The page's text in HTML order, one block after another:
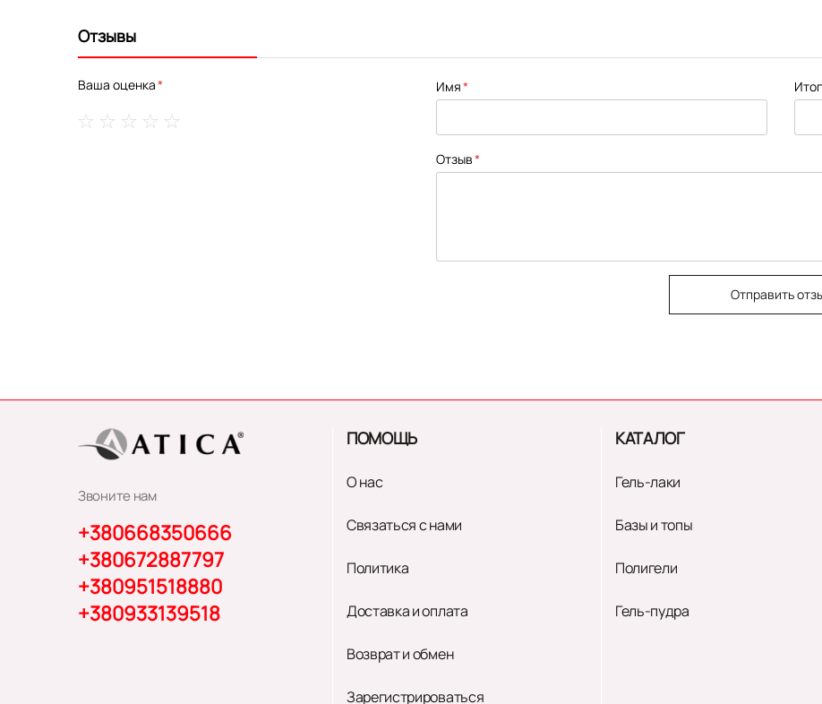
Отзывы
Ваша оценка Имя
Отзыв
Отправить
Звоните нам
+380668350666
+380672887797
+380951518880
+380933139518
ПОМОЩЬ
О нас
Связаться с нами
Политика
Доставка и оплата
Возврат и обмен
Зарегистрироваться
КАТАЛОГ
Гель-лаки
Базы и топы
Полигели
Гель-пудра